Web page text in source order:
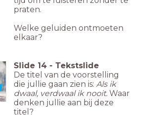
praten.
Welke geluiden ontmoeten
elkaar?
Slide 14 - Tekstslide
De titel van de voorstelling
die jullie gaan zien is: Als ik
dwaal, verdwaal ik nooit. Waar
denken jullie aan bij deze
titel?